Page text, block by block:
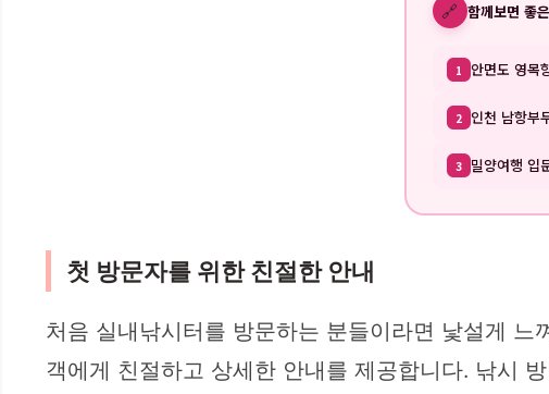
🔗 함께보면 좋
1 안면도 영목
2 인천 남항부
3 밀양여행 입
첫 방문자를 위한 친절한 안내
처음 실내낚시터를 방문하는 분들이라면 낯설게
객에게 친절하고 상세한 안내를 제공합니다. 낚시